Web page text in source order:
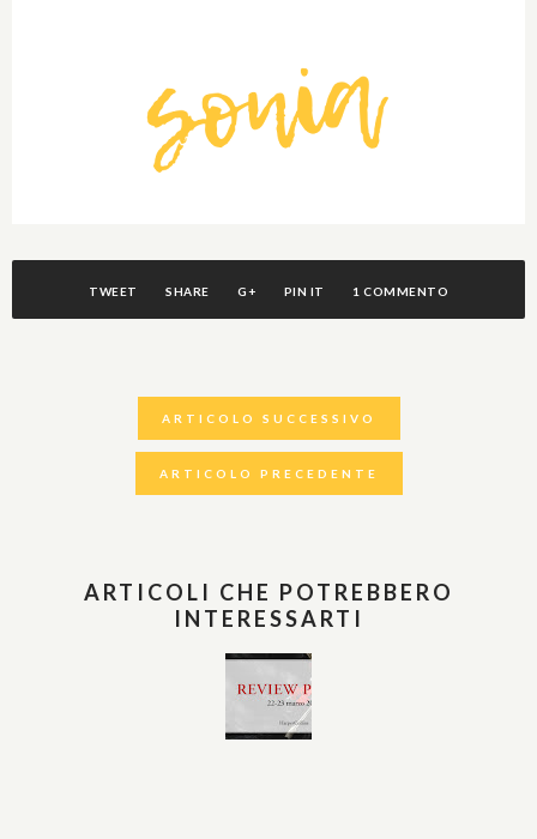
TWEET SHARE G+ PIN IT 1 COMMENTO
ARTICOLO SUCCESSIVO
ARTICOLO PRECEDENTE
ARTICOLI CHE POTREBBERO
INTERESSARTI